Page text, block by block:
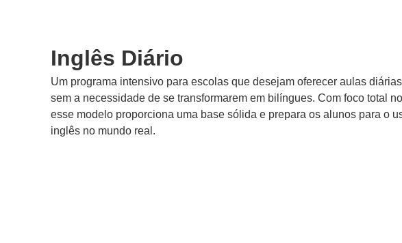
Inglês Diário
Um programa intensivo para escolas que desejam oferecer aulas
sem a necessidade de se transformarem em bilíngues. Com foco total
esse modelo proporciona uma base sólida e prepara os alunos para o
inglês no mundo real.